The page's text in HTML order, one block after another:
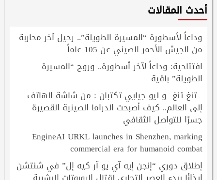
أحدث المقالات
وداعاً لأسطورة “المسيرة الطويلة”.. رحيل آخر محاربة
من الجيش الأحمر الصيني عن 105 عاماً
افتتاحية: وداعاً لآخر أسطورة.. وروح “المسيرة
الطويلة” باقية
تنغ تنغ و ليو جيايي تكتبان : من شاشة الهاتف
إلى العالم.. كيف أصبحت الدراما الصينية القصيرة
جسرًا للتواصل الثقافي
EngineAI URKL launches in Shenzhen, marking
commercial era for humanoid combat
إطلاق دوري “إنجن إيه آي يو آر كيه إل” في شنتشن